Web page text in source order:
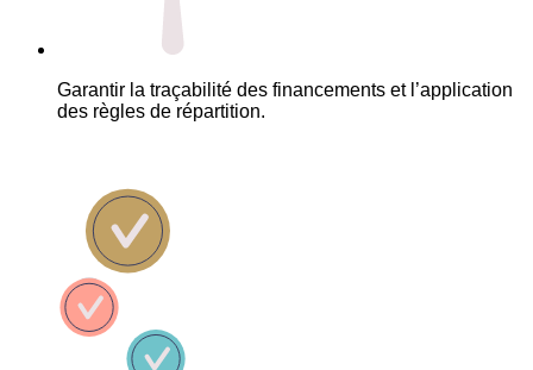
Garantir la traçabilité des financements et l’application
des règles de répartition.